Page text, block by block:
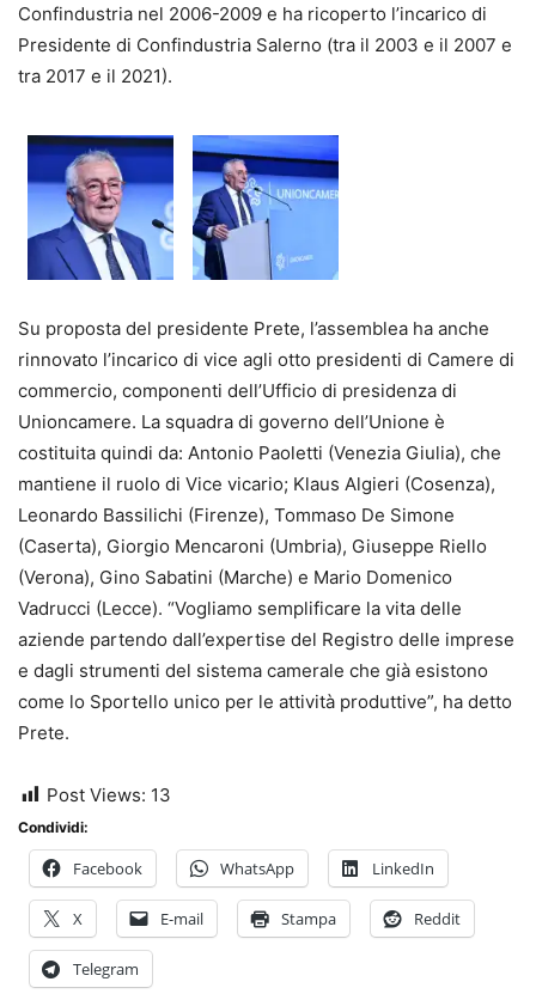
Confindustria nel 2006-2009 e ha ricoperto l’incarico di
Presidente di Confindustria Salerno (tra il 2003 e il 2007 e
tra 2017 e il 2021).
Su proposta del presidente Prete, l’assemblea ha anche
rinnovato l’incarico di vice agli otto presidenti di Camere di
commercio, componenti dell’Ufficio di presidenza di
Unioncamere. La squadra di governo dell’Unione è
costituita quindi da: Antonio Paoletti (Venezia Giulia), che
mantiene il ruolo di Vice vicario; Klaus Algieri (Cosenza),
Leonardo Bassilichi (Firenze), Tommaso De Simone
(Caserta), Giorgio Mencaroni (Umbria), Giuseppe Riello
(Verona), Gino Sabatini (Marche) e Mario Domenico
Vadrucci (Lecce). “Vogliamo semplificare la vita delle
aziende partendo dall’expertise del Registro delle imprese
e dagli strumenti del sistema camerale che già esistono
come lo Sportello unico per le attività produttive”, ha detto
Prete.
Post Views: 13
Condividi:
Facebook WhatsApp LinkedIn
X E-mail Stampa Reddit
Telegram